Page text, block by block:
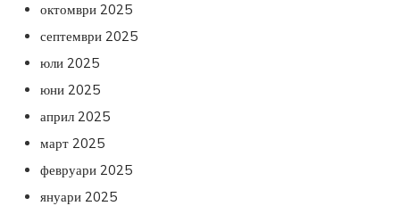
октомври 2025
септември 2025
юли 2025
юни 2025
април 2025
март 2025
февруари 2025
януари 2025